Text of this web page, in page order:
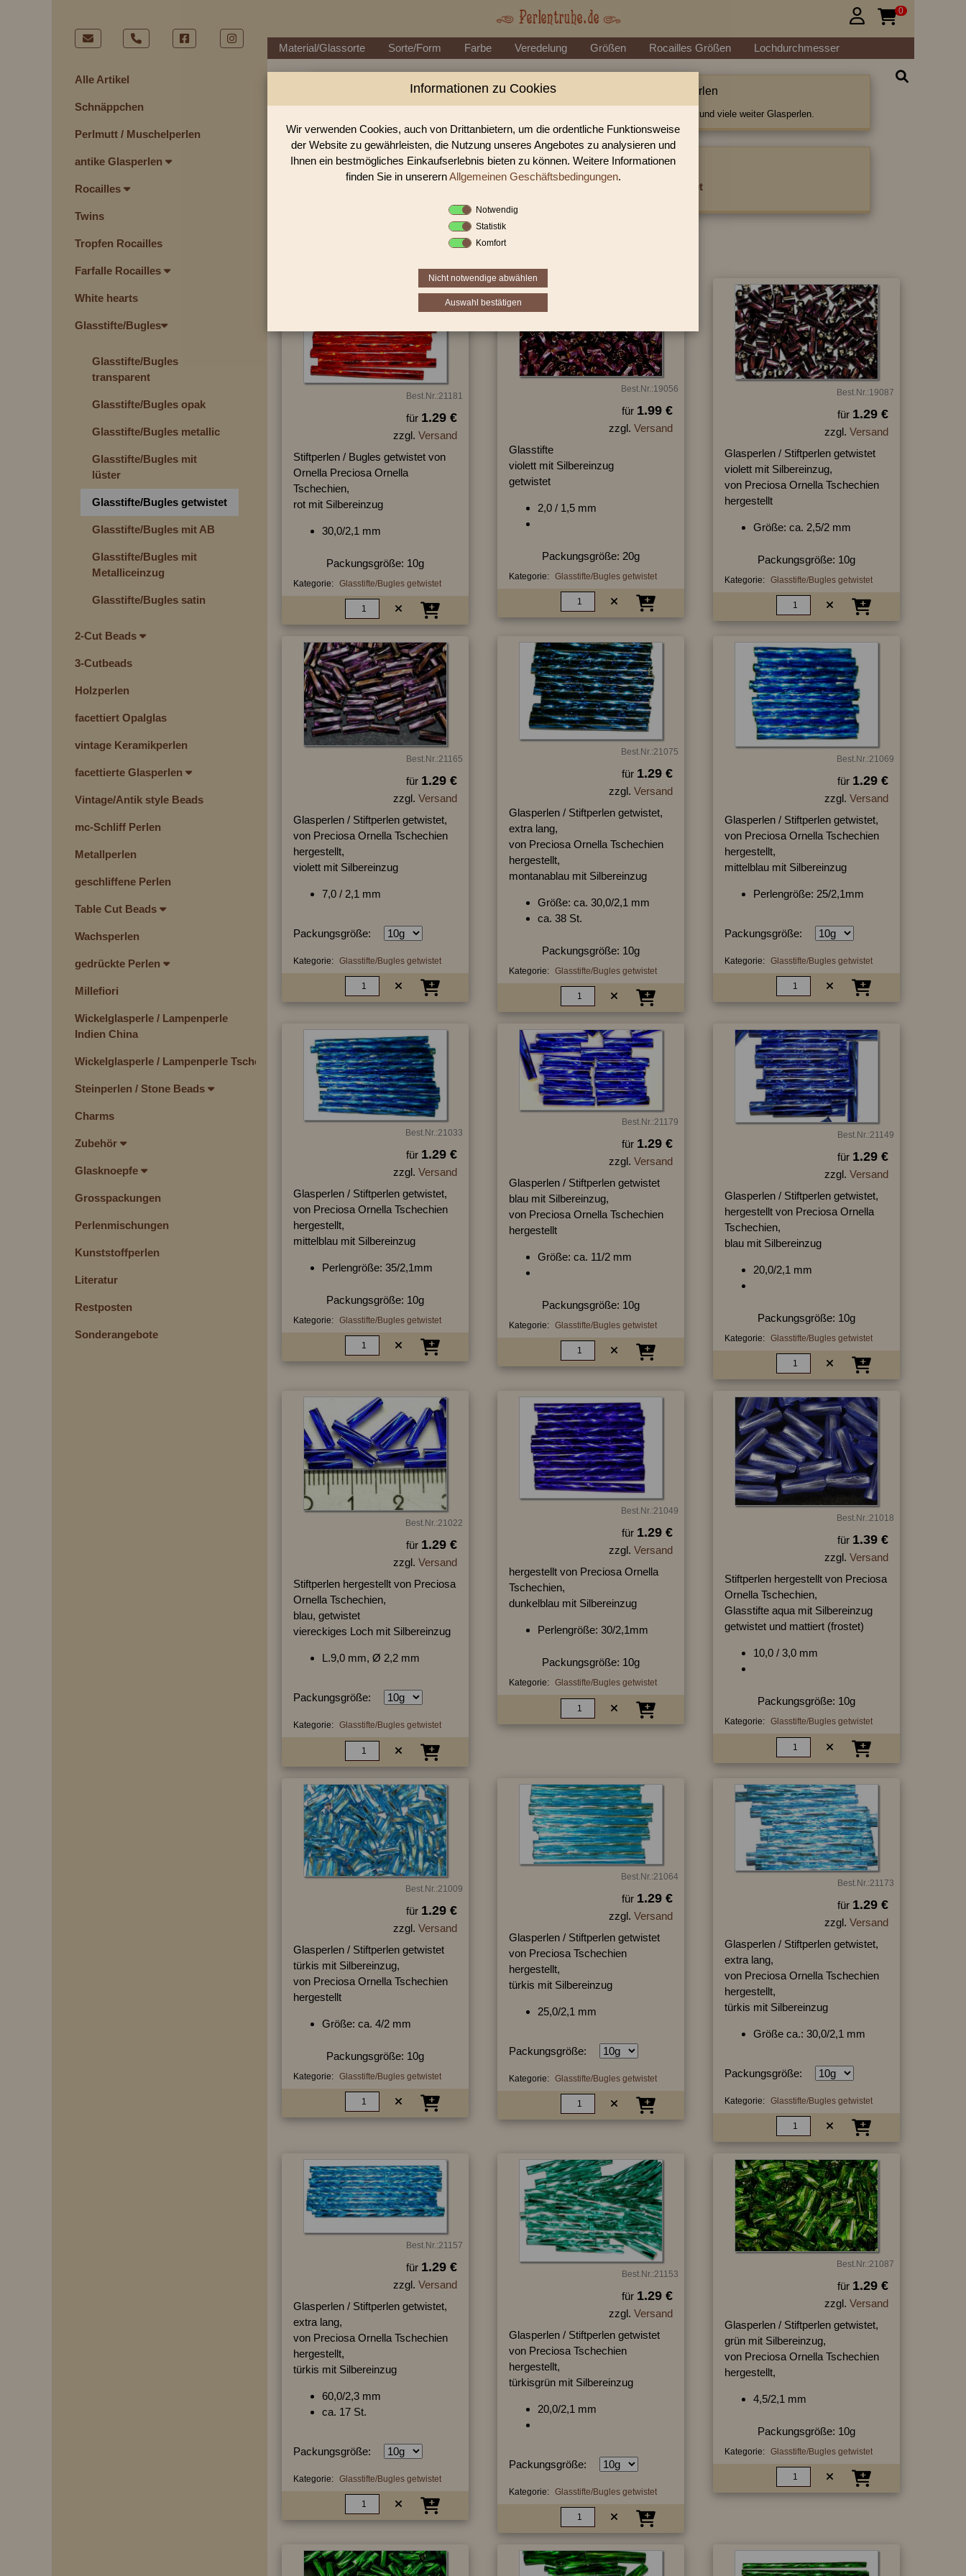
Alle Artikel
Schnäppchen
Perlmutt / Muschelperlen
antike Glasperlen
Rocailles
Twins
Tropfen Rocailles
Farfalle Rocailles
White hearts
Glasstifte/Bugles
Glasstifte/Bugles
transparent
Glasstifte/Bugles opak
Glasstifte/Bugles metallic
Glasstifte/Bugles mit
lüster
Glasstifte/Bugles getwistet
Glasstifte/Bugles mit AB
Glasstifte/Bugles mit
Metalliceinzug
Glasstifte/Bugles satin
2-Cut Beads
3-Cutbeads
Holzperlen
facettiert Opalglas
vintage Keramikperlen
facettierte Glasperlen
Vintage/Antik style Beads
mc-Schliff Perlen
Metallperlen
geschliffene Perlen
Table Cut Beads
Wachsperlen
gedrückte Perlen
Millefiori
Wickelglasperle / Lampenperle
Indien China
Wickelglasperle / Lampenperle Tschechien
Steinperlen / Stone Beads
Charms
Zubehör
Glasknoepfe
Grosspackungen
Perlenmischungen
Kunststoffperlen
Literatur
Restposten
Sonderangebote
 0
Material/Glassorte Sorte/Form Farbe Veredelung Größen Rocailles Größen Lochdurchmesser
Perlen Shop für Glasstifte/Bugles getwistet Perlen
In unserem Perlen Shop finden sie zahlreich Glasstifte/Bugles getwistet Perlen und viele weiter Glasperlen.
Sie befinden sich in folgender Kategorie:
Glasstifte/Bugles getwistet
Best.Nr.:21181
für 1.29 €
zzgl. Versand
Stiftperlen / Bugles getwistet von
Ornella Preciosa Ornella
Tschechien,
rot mit Silbereinzug
30,0/2,1 mm
Packungsgröße: 10g
Kategorie: Glasstifte/Bugles getwistet
Best.Nr.:19056
für 1.99 €
zzgl. Versand
Glasstifte
violett mit Silbereinzug
getwistet
2,0 / 1,5 mm
Packungsgröße: 20g
Kategorie: Glasstifte/Bugles getwistet
Best.Nr.:19087
für 1.29 €
zzgl. Versand
Glasperlen / Stiftperlen getwistet
violett mit Silbereinzug,
von Preciosa Ornella Tschechien
hergestellt
Größe: ca. 2,5/2 mm
Packungsgröße: 10g
Kategorie: Glasstifte/Bugles getwistet
Best.Nr.:21165
für 1.29 €
zzgl. Versand
Glasperlen / Stiftperlen getwistet,
von Preciosa Ornella Tschechien
hergestellt,
violett mit Silbereinzug
7,0 / 2,1 mm
Packungsgröße:
Kategorie: Glasstifte/Bugles getwistet
Best.Nr.:21075
für 1.29 €
zzgl. Versand
Glasperlen / Stiftperlen getwistet,
extra lang,
von Preciosa Ornella Tschechien
hergestellt,
montanablau mit Silbereinzug
Größe: ca. 30,0/2,1 mm
ca. 38 St.
Packungsgröße: 10g
Kategorie: Glasstifte/Bugles getwistet
Best.Nr.:21069
für 1.29 €
zzgl. Versand
Glasperlen / Stiftperlen getwistet,
von Preciosa Ornella Tschechien
hergestellt,
mittelblau mit Silbereinzug
Perlengröße: 25/2,1mm
Packungsgröße:
Kategorie: Glasstifte/Bugles getwistet
Best.Nr.:21033
für 1.29 €
zzgl. Versand
Glasperlen / Stiftperlen getwistet,
von Preciosa Ornella Tschechien
hergestellt,
mittelblau mit Silbereinzug
Perlengröße: 35/2,1mm
Packungsgröße: 10g
Kategorie: Glasstifte/Bugles getwistet
Best.Nr.:21179
für 1.29 €
zzgl. Versand
Glasperlen / Stiftperlen getwistet
blau mit Silbereinzug,
von Preciosa Ornella Tschechien
hergestellt
Größe: ca. 11/2 mm
Packungsgröße: 10g
Kategorie: Glasstifte/Bugles getwistet
Best.Nr.:21149
für 1.29 €
zzgl. Versand
Glasperlen / Stiftperlen getwistet,
hergestellt von Preciosa Ornella
Tschechien,
blau mit Silbereinzug
20,0/2,1 mm
Packungsgröße: 10g
Kategorie: Glasstifte/Bugles getwistet
Best.Nr.:21022
für 1.29 €
zzgl. Versand
Stiftperlen hergestellt von Preciosa
Ornella Tschechien,
blau, getwistet
viereckiges Loch mit Silbereinzug
L.9,0 mm, Ø 2,2 mm
Packungsgröße:
Kategorie: Glasstifte/Bugles getwistet
Best.Nr.:21049
für 1.29 €
zzgl. Versand
hergestellt von Preciosa Ornella
Tschechien,
dunkelblau mit Silbereinzug
Perlengröße: 30/2,1mm
Packungsgröße: 10g
Kategorie: Glasstifte/Bugles getwistet
Best.Nr.:21018
für 1.39 €
zzgl. Versand
Stiftperlen hergestellt von Preciosa
Ornella Tschechien,
Glasstifte aqua mit Silbereinzug
getwistet und mattiert (frostet)
10,0 / 3,0 mm
Packungsgröße: 10g
Kategorie: Glasstifte/Bugles getwistet
Best.Nr.:21009
für 1.29 €
zzgl. Versand
Glasperlen / Stiftperlen getwistet
türkis mit Silbereinzug,
von Preciosa Ornella Tschechien
hergestellt
Größe: ca. 4/2 mm
Packungsgröße: 10g
Kategorie: Glasstifte/Bugles getwistet
Best.Nr.:21064
für 1.29 €
zzgl. Versand
Glasperlen / Stiftperlen getwistet
von Preciosa Tschechien
hergestellt,
türkis mit Silbereinzug
25,0/2,1 mm
Packungsgröße:
Kategorie: Glasstifte/Bugles getwistet
Best.Nr.:21173
für 1.29 €
zzgl. Versand
Glasperlen / Stiftperlen getwistet,
extra lang,
von Preciosa Ornella Tschechien
hergestellt,
türkis mit Silbereinzug
Größe ca.: 30,0/2,1 mm
Packungsgröße:
Kategorie: Glasstifte/Bugles getwistet
Best.Nr.:21157
für 1.29 €
zzgl. Versand
Glasperlen / Stiftperlen getwistet,
extra lang,
von Preciosa Ornella Tschechien
hergestellt,
türkis mit Silbereinzug
60,0/2,3 mm
ca. 17 St.
Packungsgröße:
Kategorie: Glasstifte/Bugles getwistet
Best.Nr.:21153
für 1.29 €
zzgl. Versand
Glasperlen / Stiftperlen getwistet
von Preciosa Tschechien
hergestellt,
türkisgrün mit Silbereinzug
20,0/2,1 mm
Packungsgröße:
Kategorie: Glasstifte/Bugles getwistet
Best.Nr.:21087
für 1.29 €
zzgl. Versand
Glasperlen / Stiftperlen getwistet,
grün mit Silbereinzug,
von Preciosa Ornella Tschechien
hergestellt,
4,5/2,1 mm
Packungsgröße: 10g
Kategorie: Glasstifte/Bugles getwistet
Informationen zu Cookies
Wir verwenden Cookies, auch von Drittanbietern, um die ordentliche Funktionsweise
der Website zu gewährleisten, die Nutzung unseres Angebotes zu analysieren und
Ihnen ein bestmögliches Einkaufserlebnis bieten zu können. Weitere Informationen
finden Sie in unserernAllgemeinen Geschäftsbedingungen.
Notwendig
Statistik
Komfort
Nicht notwendige abwählen
Auswahl bestätigen